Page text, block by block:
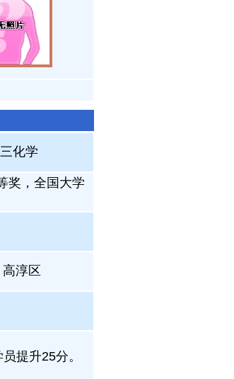
化学
奖，全国大学
淳区
提升25分。